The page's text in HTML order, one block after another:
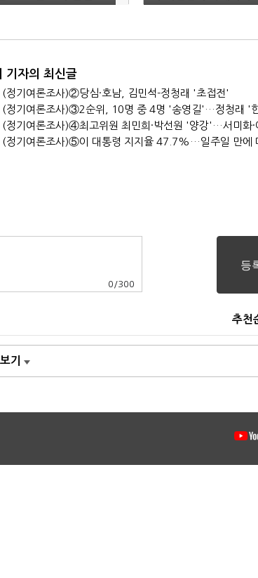
단호하게 대응해야"
기자의 최신글
(정기여론조사)②당심·호남, 김민석-정청래 '초접전'
0 /300
추천
기